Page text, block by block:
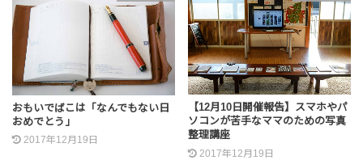
おもいでばこは「なんでもない日
おめでとう」
2017年12月19日
【12月10日開催報告】スマホやパ
ソコンが苦手なママのための写真
整理講座
2017年12月19日